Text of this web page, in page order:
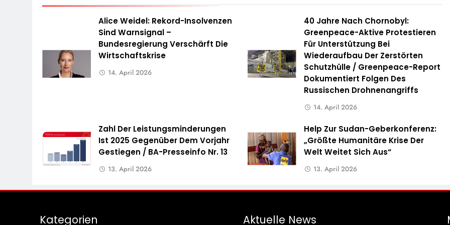
Alice Weidel: Rekord-Insolvenzen
Sind Warnsignal –
Bundesregierung Verschärft Die
Wirtschaftskrise
14. April 2026
40 Jahre Nach Chornobyl:
Greenpeace-Aktive Protestieren
Für Unterstützung Bei
Wiederaufbau Der Zerstörten
Schutzhülle / Greenpeace-Report
Dokumentiert Folgen Des
Russischen Drohnenangriffs
14. April 2026
Zahl Der Leistungsminderungen
Ist 2025 Gegenüber Dem Vorjahr
Gestiegen / BA-Presseinfo Nr. 13
13. April 2026
Help Zur Sudan-Geberkonferenz:
„Größte Humanitäre Krise Der
Welt Weitet Sich Aus“
13. April 2026
Kategorien Aktuelle News